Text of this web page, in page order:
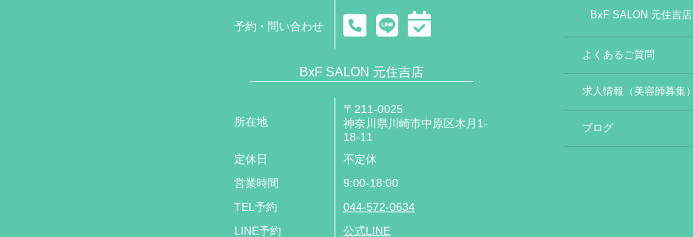
予約・問い合わせ
BxF SALON 元住吉店
所在地
〒211-0025
神奈川県川崎市中原区木月1-
18-11
定休日
不定休
営業時間
9:00-18:00
TEL予約
044-572-0634
LINE予約
公式LINE
BxF SALON 元住吉店
よくあるご質問
求人情報（美容師募集）
ブログ